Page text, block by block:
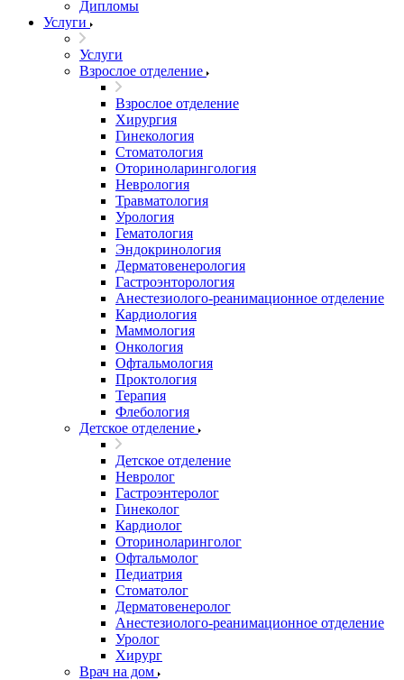
Дипломы
Услуги
Услуги
Взрослое отделение
Взрослое отделение
Хирургия
Гинекология
Стоматология
Оториноларингология
Неврология
Травматология
Урология
Гематология
Эндокринология
Дерматовенерология
Гастроэнторология
Анестезиолого-реанимационное отделение
Кардиология
Маммология
Онкология
Офтальмология
Проктология
Терапия
Флебология
Детское отделение
Детское отделение
Невролог
Гастроэнтеролог
Гинеколог
Кардиолог
Оториноларинголог
Офтальмолог
Педиатрия
Стоматолог
Дерматовенеролог
Анестезиолого-реанимационное отделение
Уролог
Хирург
Врач на дом